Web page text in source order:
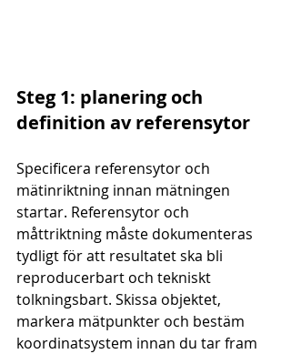
Steg 1: planering och
definition av referensytor
Specificera referensytor och
mätinriktning innan mätningen
startar. Referensytor och
måttriktning måste dokumenteras
tydligt för att resultatet ska bli
reproducerbart och tekniskt
tolkningsbart. Skissa objektet,
markera mätpunkter och bestäm
koordinatsystem innan du tar fram